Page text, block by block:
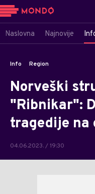
Naslovna Najnovije
Info Region
Norveški
"Ribnikar":
tragedije na
04.06.2023. / 19:30